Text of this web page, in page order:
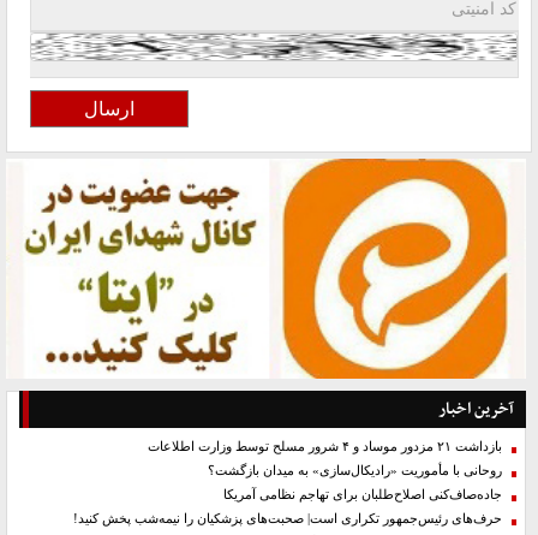
آخرین اخبار
بازداشت ۲۱ مزدور موساد و ۴ شرور مسلح توسط وزارت اطلاعات
روحانی با مأموریت «رادیکال‌سازی» به میدان بازگشت؟
جاده‌صاف‌کنی اصلاح‌طلبان برای تهاجم نظامی آمریکا
حرف‌های رئیس‌جمهور تکراری است| صحبت‌های پزشکیان را نیمه‌شب پخش کنید!